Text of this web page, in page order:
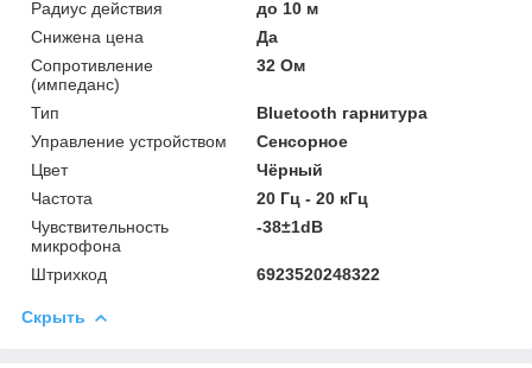
Радиус действия
до 10 м
Снижена цена
Да
Сопротивление
(импеданс)
32 Ом
Тип
Bluetooth гарнитура
Управление устройством
Сенсорное
Цвет
Чёрный
Частота
20 Гц - 20 кГц
Чувствительность
микрофона
-38±1dB
Штрихкод 6923520248322
Скрыть